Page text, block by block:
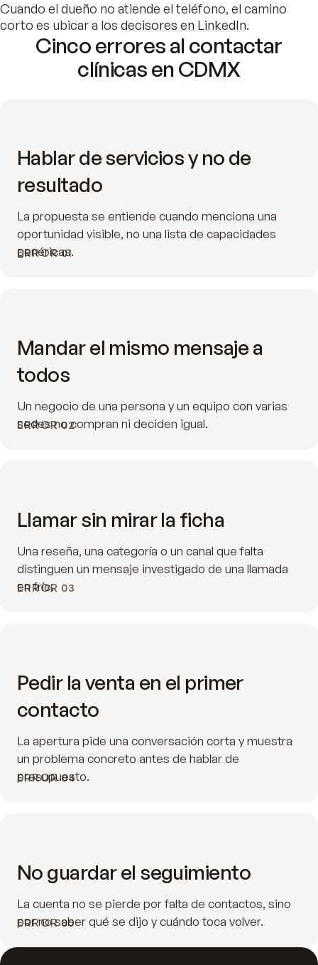
Cuando el dueño no atiende el teléfono, el camino
corto es ubicar a los decisores en LinkedIn.
Cinco errores al contactar
clínicas en CDMX
ERROR 01
Hablar de servicios y no de
resultado
La propuesta se entiende cuando menciona una
oportunidad visible, no una lista de capacidades
genéricas.
ERROR 02
Mandar el mismo mensaje a
todos
Un negocio de una persona y un equipo con varias
sedes no compran ni deciden igual.
ERROR 03
Llamar sin mirar la ficha
Una reseña, una categoría o un canal que falta
distinguen un mensaje investigado de una llamada
en frío.
ERROR 04
Pedir la venta en el primer
contacto
La apertura pide una conversación corta y muestra
un problema concreto antes de hablar de
presupuesto.
ERROR 05
No guardar el seguimiento
La cuenta no se pierde por falta de contactos, sino
por no saber qué se dijo y cuándo toca volver.